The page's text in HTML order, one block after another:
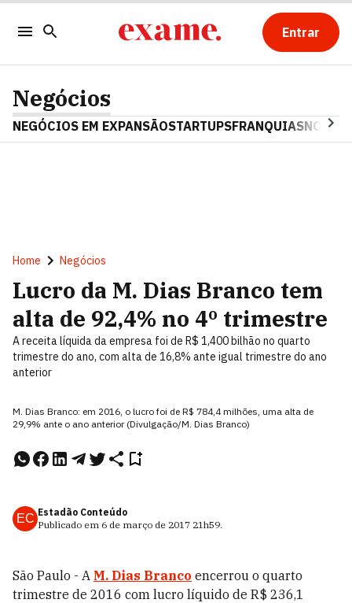
Entrar
Negócios
NEGÓCIOS EM EXPANSÃOSTARTUPSFRANQUIAS
Home Negócios
Lucro da M. Dias Branco tem
alta de 92,4% no 4º trimestre
A receita líquida da empresa foi de R$ 1,400 bilhão no quarto
trimestre do ano, com alta de 16,8% ante igual trimestre do ano
anterior
M. Dias Branco: em 2016, o lucro foi de R$ 784,4 milhões, uma alta de
29,9% ante o ano anterior (Divulgação/M. Dias Branco)
EC Estadão Conteúdo
Publicado em 6 de março de 2017 21h59.
São Paulo - A M. Dias Branco encerrou o quarto
trimestre de 2016 com lucro líquido de R$ 236,1